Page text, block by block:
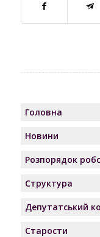
Головна
Новини
Розпорядок
Структура
Депутатський
Старости